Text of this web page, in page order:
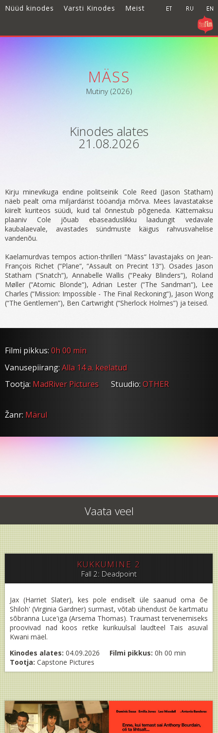
Nüüd kinodes Varsti Kinodes Meist
MÄSS
Mutiny (2026)
Kinodes alates
21.08.2026
Kirju minevikuga endine politseinik Cole Reed (Jason Statham)
näeb pealt oma miljardärist tööandja mõrva. Mees lavastatakse
kiirelt kuriteos süüdi, kuid tal õnnestub põgeneda. Kättemaksu
plaaniv Cole jõuab ebaseaduslikku laadungit vedavale
kaubalaevale, avastades sündmuste käigus rahvusvahelise
vandenõu.
Kaelamurdvas tempos action-thrilleri “Mäss“ lavastajaks on Jean-
François Richet (“Plane“, “Assault on Precint 13“). Osades Jason
Statham (“Snatch“), Annabelle Wallis (“Peaky Blinders“), Roland
Møller (“Atomic Blonde“), Adrian Lester (“The Sandman“), Lee
Charles (“Mission: Impossible - The Final Reckoning“), Jason Wong
(“The Gentlemen”), Ben Cartwright (“Sherlock Holmes”) ja teised.
Filmi pikkus:0h 00 min
Vanusepiirang:Alla 14 a. keelatud
Tootja: MadRiver Pictures Stuudio:OTHER
Žanr: Märul
Vaata veel
KUKKUMINE 2
Fall 2: Deadpoint
Jax (Harriet Slater), kes pole endiselt üle saanud oma õe
Shiloh' (Virginia Gardner) surmast, võtab ühendust õe kartmatu
sõbranna Luce'iga (Arsema Thomas). Traumast tervenemiseks
proovivad nad koos retke kurikuulsal laudteel Tais asuval
Kwani mäel.
Kinodes alates: 04.09.2026 Filmi pikkus: 0h 00 min
Tootja: Capstone Pictures